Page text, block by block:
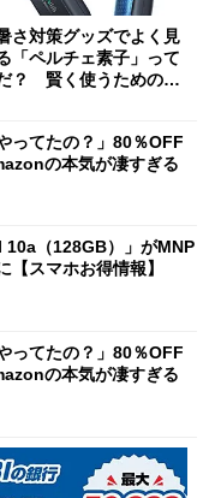
さ対策グッズでよく見
「ペルチェ素子」って
？ 賢く使うための注
ってたの？」80％OFF
の本気が凄すぎる
（128GB）」がMNP
【スマホお得情報】
ってたの？」80％OFF
の本気が凄すぎる